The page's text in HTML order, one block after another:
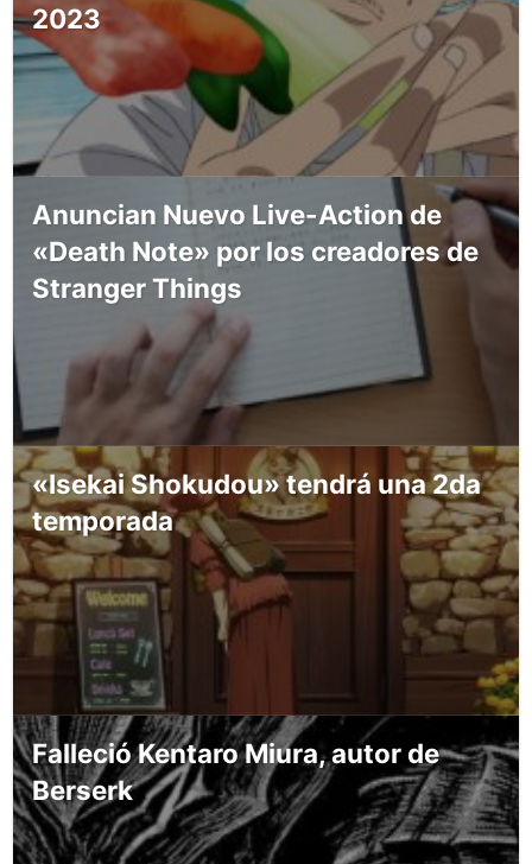
2023
Anuncian Nuevo Live-Action de
«Death Note» por los creadores de
Stranger Things
«Isekai Shokudou» tendrá una 2da
temporada
Falleció Kentaro Miura, autor de
Berserk